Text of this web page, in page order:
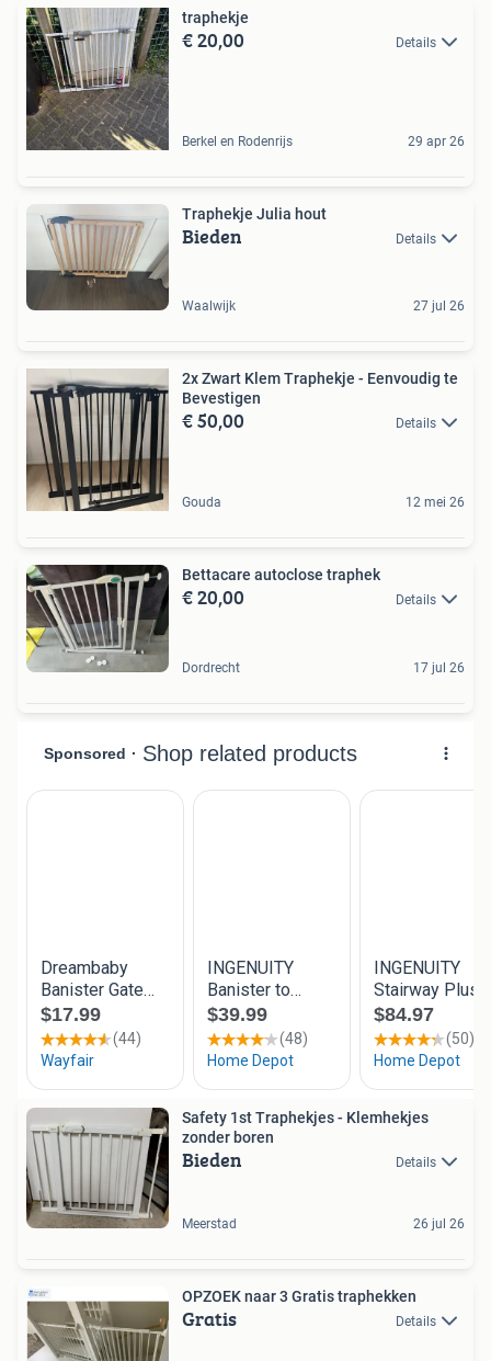
traphekje
€ 20,00 Details
Berkel en Rodenrijs 29 apr 26
Traphekje Julia hout
Bieden Details
Waalwijk 27 jul 26
2x Zwart Klem Traphekje - Eenvoudig te
Bevestigen
€ 50,00 Details
Gouda 12 mei 26
Bettacare autoclose traphek
€ 20,00 Details
Dordrecht 17 jul 26
Safety 1st Traphekjes - Klemhekjes
zonder boren
Bieden Details
Meerstad 26 jul 26
OPZOEK naar 3 Gratis traphekken
Gratis Details